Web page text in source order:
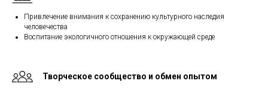
Привлечение внимания к сохранению культурного наследия
человечества
Воспитание экологичного отношения к окружающей среде
Творческое сообщество и обмен опытом